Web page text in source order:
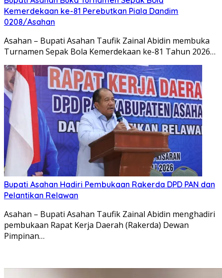
Kemerdekaan ke-81 Perebutkan Piala Dandim
0208/Asahan
Asahan – Bupati Asahan Taufik Zainal Abidin membuka
Turnamen Sepak Bola Kemerdekaan ke-81 Tahun 2026…
Bupati Asahan Hadiri Pembukaan Rakerda DPD PAN dan
Pelantikan Relawan
Asahan – Bupati Asahan Taufik Zainal Abidin menghadiri
pembukaan Rapat Kerja Daerah (Rakerda) Dewan
Pimpinan…